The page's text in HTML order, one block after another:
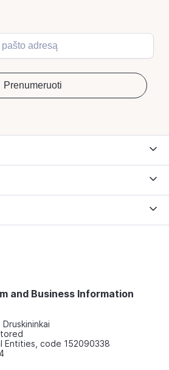
and Business Information
Entities, code 152090338